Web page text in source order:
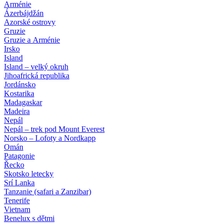
Arménie
Ázerbájdžán
Azorské ostrovy
Gruzie
Gruzie a Arménie
Irsko
Island
Island – velký okruh
Jihoafrická republika
Jordánsko
Kostarika
Madagaskar
Madeira
Nepál
Nepál – trek pod Mount Everest
Norsko – Lofoty a Nordkapp
Omán
Patagonie
Řecko
Skotsko letecky
Srí Lanka
Tanzanie (safari a Zanzibar)
Tenerife
Vietnam
Benelux s dětmi